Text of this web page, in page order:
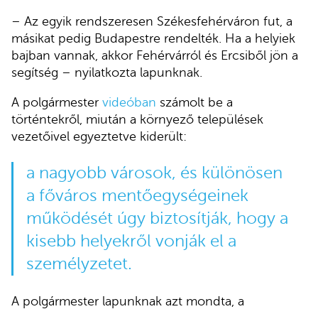
– Az egyik rendszeresen Székesfehérváron fut, a
másikat pedig Budapestre rendelték. Ha a helyiek
bajban vannak, akkor Fehérvárról és Ercsiből jön a
segítség – nyilatkozta lapunknak.
A polgármester videóban számolt be a
történtekről, miután a környező települések
vezetőivel egyeztetve kiderült:
a nagyobb városok, és különösen
a főváros mentőegységeinek
működését úgy biztosítják, hogy a
kisebb helyekről vonják el a
személyzetet.
A polgármester lapunknak azt mondta, a